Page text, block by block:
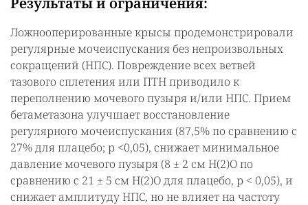
Ложнооперированные крысы продемонстрировали
регулярные мочеиспускания без непроизвольных
сокращений (НПС). Повреждение всех ветвей
тазового сплетения или ПТН приводило к
переполнению мочевого пузыря и/или НПС. Прием
бетаметазона улучшает восстановление
регулярного мочеиспускания (87,5% по сравнению с
27% для плацебо; р <0,05), снижает минимальное
давление мочевого пузыря (8 ± 2 см H(2)O по
сравнению с 21 ± 5 см H(2)O для плацебо, р < 0,05), и
снижает амплитуду НПС, но не влияет на частоту